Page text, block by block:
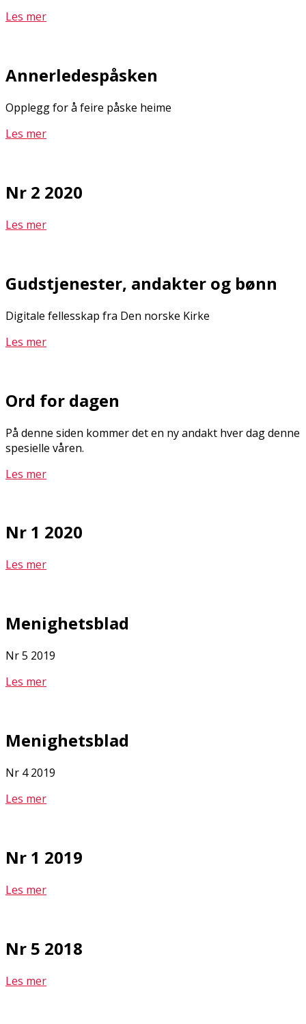
Les mer
Annerledespåsken
Opplegg for å feire påske heime
Les mer
Nr 2 2020
Les mer
Gudstjenester, andakter og bønn
Digitale fellesskap fra Den norske Kirke
Les mer
Ord for dagen
På denne siden kommer det en ny andakt hver dag denne
spesielle våren.
Les mer
Nr 1 2020
Les mer
Menighetsblad
Nr 5 2019
Les mer
Menighetsblad
Nr 4 2019
Les mer
Nr 1 2019
Les mer
Nr 5 2018
Les mer